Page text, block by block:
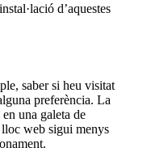
d’aquestes
saber si heu visitat
preferència. La
una galeta de
web sigui menys